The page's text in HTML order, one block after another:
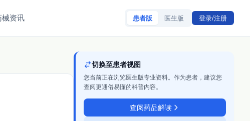
械资讯 患者版 医生版 登录/注册
切换至患者视图
您当前正在浏览医生版专业资料。作为患者，建议您
查阅更通俗易懂的科普内容。
查阅药品解读